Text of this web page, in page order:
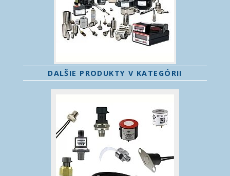
DALŠIE PRODUKTY V KATEGÓRII